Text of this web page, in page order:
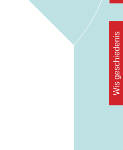
Wis geschiedenis